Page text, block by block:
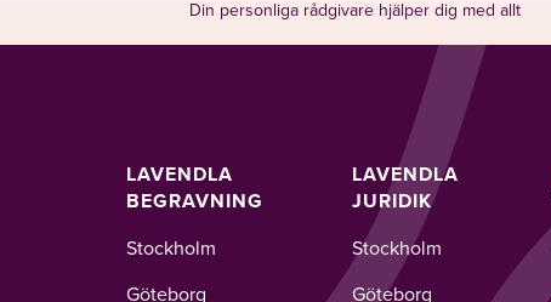
Din personliga rådgivare hjälper dig med allt
LAVENDLA
BEGRAVNING
Stockholm
Göteborg
LAVENDLA
JURIDIK
Stockholm
Göteborg